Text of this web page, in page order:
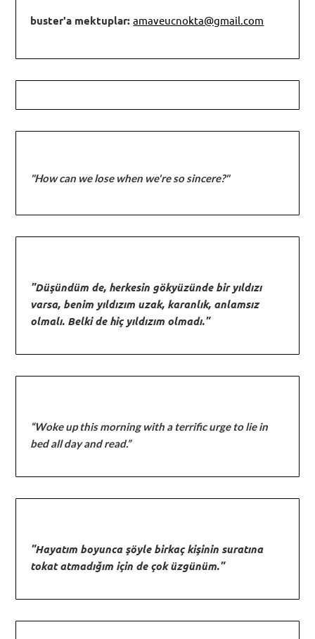
buster'a mektuplar:amaveucnokta@gmail.com
"How can we lose when we're so sincere?"
"Düşündüm de, herkesin gökyüzünde bir yıldızı
varsa, benim yıldızım uzak, karanlık, anlamsız
olmalı. Belki de hiç yıldızım olmadı."
“Woke up this morning with a terrific urge to lie in
bed all day and read.”
"Hayatım boyunca şöyle birkaç kişinin suratına
tokat atmadığım için de çok üzgünüm."